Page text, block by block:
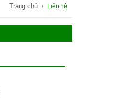
Trang chủ Liên hệ